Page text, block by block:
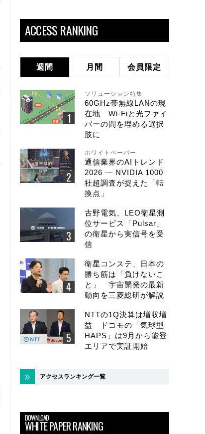
ACCESS RANKING
週間 月間 会員限定
ソリューション特集
60GHz帯無線LANの現
在地 Wi-Fiと光ファイ
バーの間を埋める選択
肢に
ホワイトペーパー
通信業界のAIトレンド
2026 ― NVIDIA 1000
社超調査が捉えた「転
換点」
古野電気、LEO衛星測
位サービス「Pulsar」
の衛星から実信号を受
信
衛星コンステ、日本の
勝ち筋は「負けないこ
と」 宇宙開発の最新
動向を三菱総研が解説
NTTの1Q決算は増収増
益 ドコモの「気球型
HAPS」は9月から能登
エリアで実証開始
アクセスランキング一覧
DOWNLOAD
WHITE PAPER RANKING